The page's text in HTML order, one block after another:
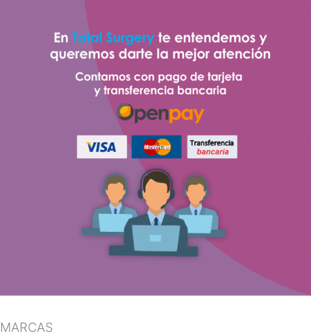
MARCAS